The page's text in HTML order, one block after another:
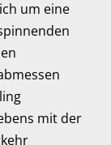
um eine
mit der